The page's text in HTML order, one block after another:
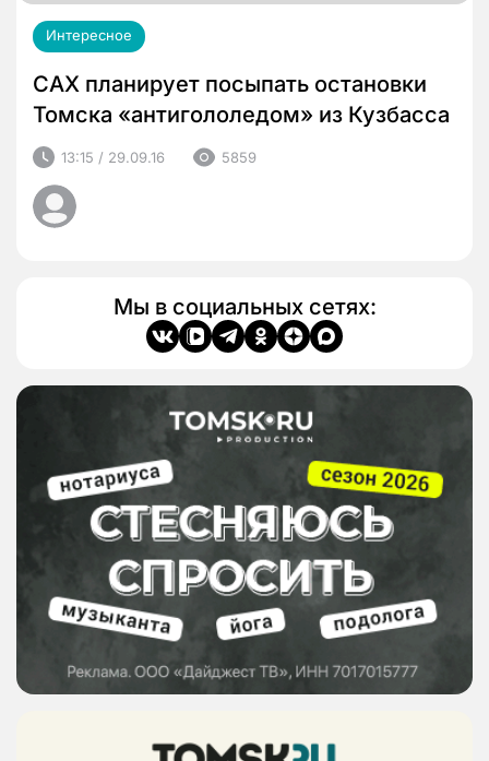
Интересное
САХ планирует посыпать остановки
Томска «антигололедом» из Кузбасса
13:15 / 29.09.16 5859
Мы в социальных сетях: